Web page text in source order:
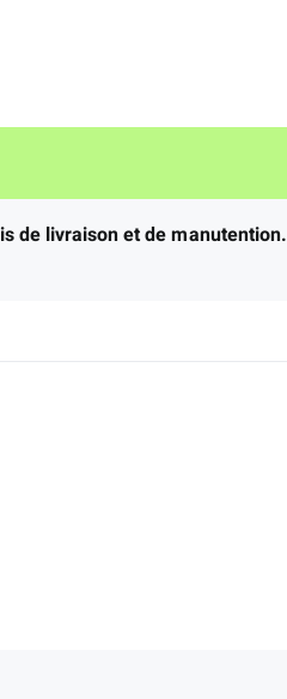
de livraison et de manutention.